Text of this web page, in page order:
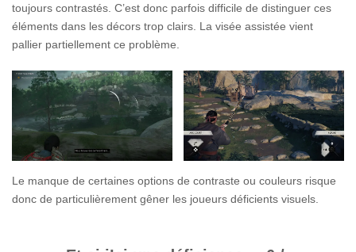
toujours contrastés. C’est donc parfois difficile de distinguer ces
éléments dans les décors trop clairs. La visée assistée vient
pallier partiellement ce problème.
Le manque de certaines options de contraste ou couleurs risque
donc de particulièrement gêner les joueurs déficients visuels.